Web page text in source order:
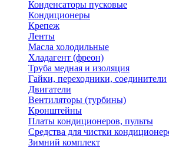
Конденсаторы пусковые
Кондиционеры
Крепеж
Ленты
Масла холодильные
Хладагент (фреон)
Труба медная и изоляция
Гайки, переходники, соединители
Двигатели
Вентиляторы (турбины)
Кронштейны
Платы кондиционеров, пульты
Средства для чистки
Зимний комплект